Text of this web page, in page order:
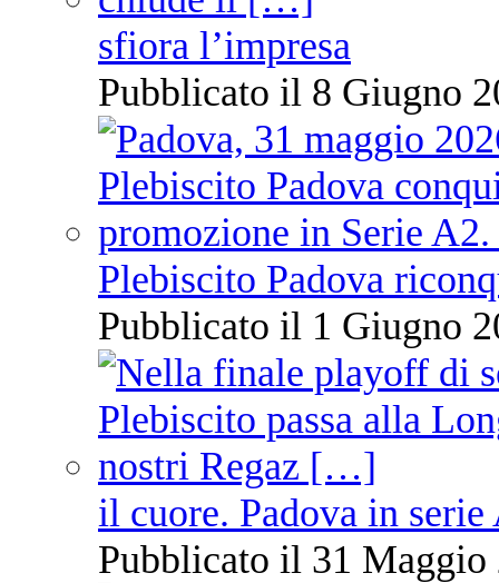
sfiora l’impresa
Pubblicato il 8 Giugno
Plebiscito Padova
Pubblicato il 1 Giugno
il cuore. Padova in serie
Pubblicato il 31 Maggio